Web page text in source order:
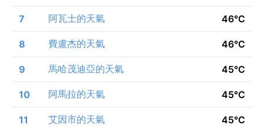
7 阿瓦士的天氣 46°C
8 費盧杰的天氣 46°C
9 馬哈茂迪亞的天氣 45°C
10 阿馬拉的天氣 45°C
11 艾因市的天氣 45°C